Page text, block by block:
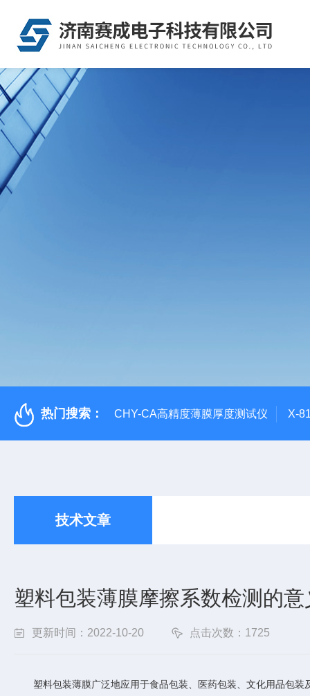
热门搜索： CHY-CA高精度薄膜厚度测试仪 X-
技术文章
塑料包装薄膜摩擦系数检测的意
更新时间：2022-10-20 点击次数：1725
塑料包装薄膜广泛地应用于食品包装、医药包装、文化用品包